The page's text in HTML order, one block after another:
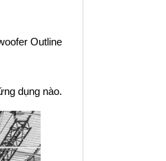
Outline
dụng nào.